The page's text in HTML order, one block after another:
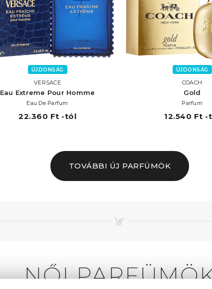
ÚJDONSÁG
VERSACE
Eau Extreme Pour Homme
Eau De Parfum
22.360 Ft -tól
ÚJDONSÁG
COACH
Gold
Parfum
12.540 Ft -
TOVÁBBI ÚJ PARFÜMÖK
NŐI